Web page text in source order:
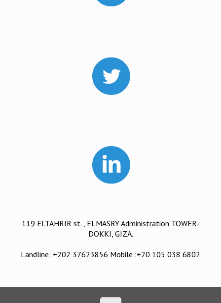
119 ELTAHRIR st. , ELMASRY Administration TOWER-
DOKKI, GIZA.
Landline: +202 37623856 Mobile :+20 105 038 6802